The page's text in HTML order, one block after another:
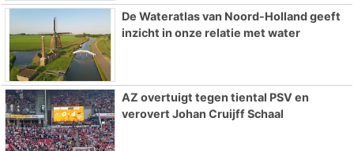
De Wateratlas van Noord-Holland geeft
inzicht in onze relatie met water
AZ overtuigt tegen tiental PSV en
verovert Johan Cruijff Schaal